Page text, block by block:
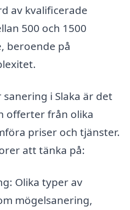
av kvalificerade
500 och 1500
beroende på
i Slaka är det
offerter från olika
priser och tjänster.
att tänka på:
Olika typer av
mögelsanering,